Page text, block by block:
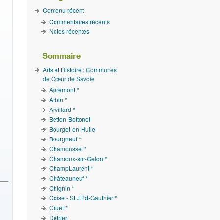
Contenu récent
Commentaires récents
Notes récentes
Sommaire
Arts et Histoire : Communes
de Cœur de Savoie
Apremont *
Arbin *
Arvillard *
Betton-Bettonet
Bourget-en-Huile
Bourgneuf *
Chamousset *
Chamoux-sur-Gelon *
ChampLaurent *
Châteauneuf *
Chignin *
Coise - St J.Pd-Gauthier *
Cruet *
Détrier